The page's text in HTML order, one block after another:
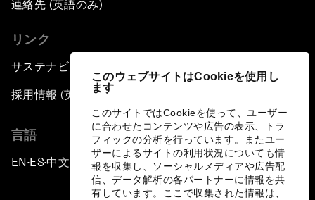
このウェブサイトはCookieを使用し
ます
このサイトではCookieを使って、ユーザー
に合わせたコンテンツや広告の表示、トラ
フィックの分析を行っています。またユー
ザーによるサイトの利用状況についても情
報を収集し、ソーシャルメディアや広告配
信、データ解析の各パートナーに情報を共
有しています。ここで収集された情報は、
連絡先 (英語のみ)
リンク
サステナビリティへの取り組み
採用情報 (英語のみ)
言語
EN ▪ ES▪中文▪ 日本語